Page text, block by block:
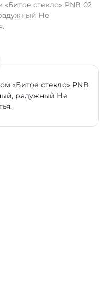
стекло» PNB 02
Не
«Битое стекло» PNB
радужный Не